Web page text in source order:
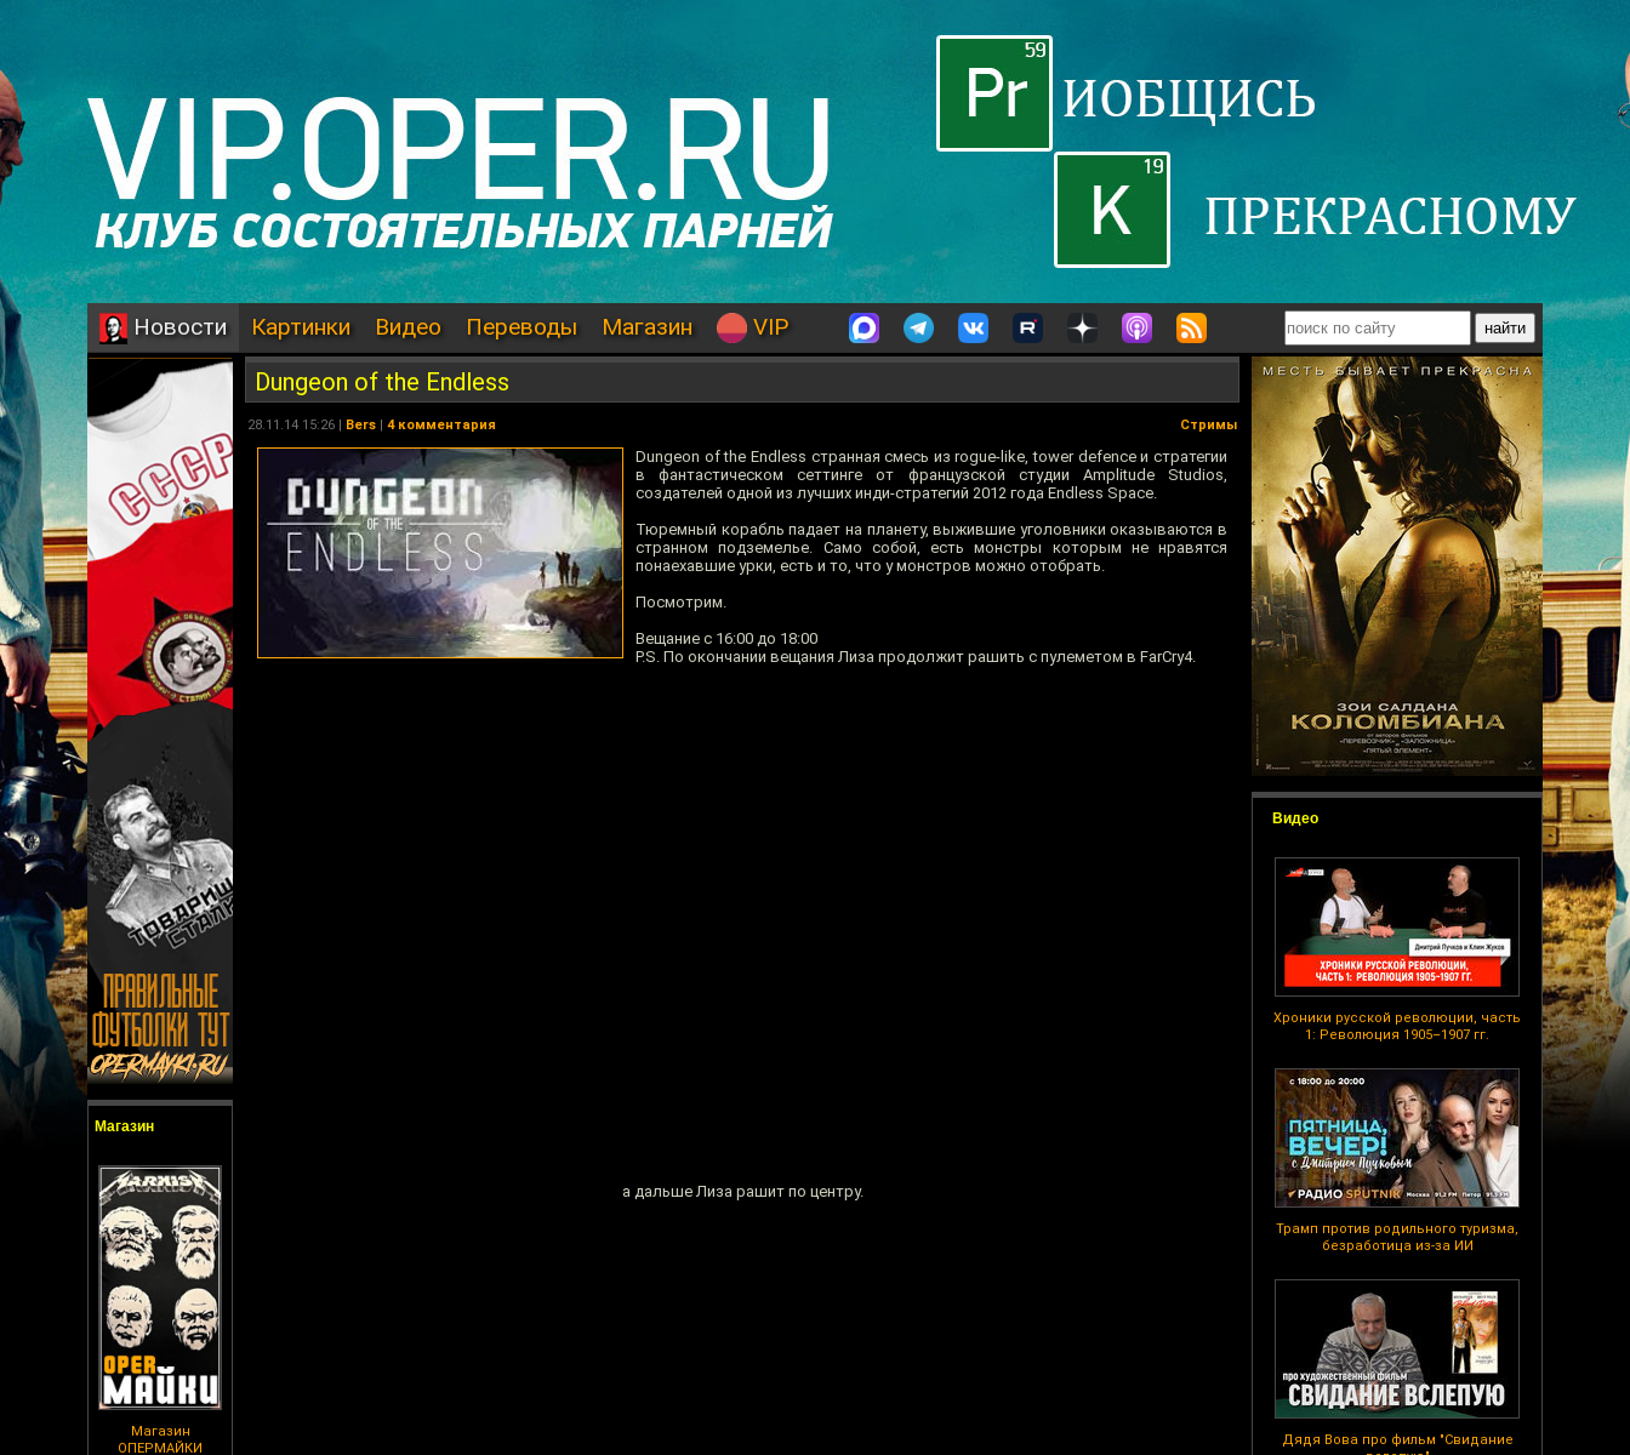
Новости Картинки Видео Переводы Магазин VIP
Магазин
Магазин
ОПЕРМАЙКИ
Видео
Хроники русской революции, часть
1: Революция 1905–1907 гг.
Трамп против родильного туризма,
безработица из-за ИИ
Дядя Вова про фильм "Свидание
Dungeon of the Endless
28.11.14 15:26 | Bers | 4 комментария Стримы
Dungeon of the Endless странная смесь из rogue-like, tower defence и стратегии
в фантастическом сеттинге от французской студии Amplitude Studios,
создателей одной из лучших инди-стратегий 2012 года Endless Space.
Тюремный корабль падает на планету, выжившие уголовники оказываются в
странном подземелье. Само собой, есть монстры которым не нравятся
понаехавшие урки, есть и то, что у монстров можно отобрать.
Посмотрим.
Вещание с 16:00 до 18:00
P.S. По окончании вещания Лиза продолжит рашить с пулеметом в FarCry4.
а дальше Лиза рашит по центру.